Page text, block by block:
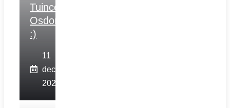
Tuincentrum
Osdorp
:)
11
december
2025